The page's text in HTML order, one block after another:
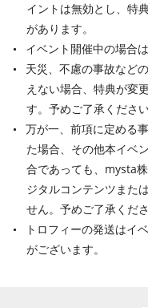
イントは無効とし、特
があります。
イベント開催中の場合
天災、不慮の事故など
えない場合、特典が変
す。予めご了承ください
万が一、前項に定める
た場合、その他本イベ
合であっても、mysta
ジタルコンテンツまた
せん。予めご了承くださ
トロフィーの発送はイ
がございます。